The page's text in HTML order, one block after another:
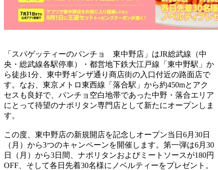
「スパゲッティーのパンチョ 東中野店」はJR総武線（中
央・総武線各駅停車）・都営地下鉄大江戸線「東中野駅」か
ら徒歩1分、東中野ギンザ通り商店街の入口付近の路面店で
す。なお、東京メトロ東西線「落合駅」から約450mとアク
セスも良好で、パンチョ空白地帯であった中野・落合エリア
にとって待望のナポリタン専門店として新たにオープンしま
す。
この度、東中野店の新規開店を記念しオープン当日6月30日
（月）から3つのキャンペーンを開催します。第一弾は6月30
日（月）から3日間、ナポリタンおよびミートソースが180円
OFF、そして各日先着30名様にノベルティーをプレゼント。